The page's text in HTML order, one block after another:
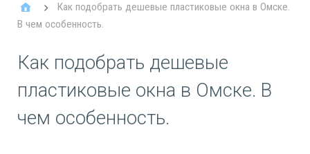
Как подобрать дешевые пластиковые окна в Омске.
В чем особенность.
Как подобрать дешевые
пластиковые окна в Омске. В
чем особенность.